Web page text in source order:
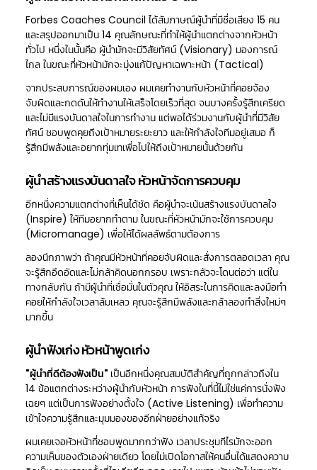
Forbes Coaches Council ได้สัมภาษณ์ผู้นำที่มีชื่อเสียง 15 คน
และสรุปออกมาเป็น 14 คุณลักษณะที่ทำให้ผู้นำแตกต่างจากหัวหน้า
ทั่วไป หนึ่งในนั้นคือ ผู้นำมักจะมีวิสัยทัศน์ (Visionary) มองการณ์
ไกล ในขณะที่หัวหน้ามักจะมุ่งแก้ปัญหาเฉพาะหน้า (Tactical)
จากประสบการณ์ของผมเอง ผมเคยทำงานกับหัวหน้าที่คอยจ้อง
จับผิดและกดดันให้ทำงานให้เสร็จโดยเร็วที่สุด จนบางครั้งรู้สึกเครียด
และไม่มีแรงบันดาลใจในการทำงาน แต่พอได้ร่วมงานกับผู้นำที่มีวิสัย
ทัศน์ ชอบพูดคุยถึงเป้าหมายระยะยาว และให้กำลังใจทีมอยู่เสมอ ก็
รู้สึกมีพลังและอยากทุ่มเทเพื่อไปให้ถึงเป้าหมายนั้นด้วยกัน
ผู้นำสร้างแรงบันดาลใจ หัวหน้าจัดการควบคุม
อีกหนึ่งความแตกต่างที่เห็นได้ชัด คือผู้นำจะเน้นสร้างแรงบันดาลใจ
(Inspire) ให้ทีมอยากทำตาม ในขณะที่หัวหน้ามักจะใช้การควบคุม
(Micromanage) เพื่อให้ได้ผลลัพธ์ตามต้องการ
ลองนึกภาพว่า ถ้าคุณมีหัวหน้าที่คอยจับผิดและสั่งการตลอดเวลา คุณ
จะรู้สึกอึดอัดและไม่กล้าคิดนอกกรอบ เพราะกลัวจะโดนต่อว่า แต่ใน
ทางกลับกัน ถ้ามีผู้นำที่เชื่อมั่นในตัวคุณ ให้อิสระในการคิดและลงมือทำ
คอยให้กำลังใจเวลาล้มเหลว คุณจะรู้สึกมีพลังและกล้าลองทำสิ่งใหม่ๆ
มากขึ้น
ผู้นำฟังเก่ง หัวหน้าพูดเก่ง
"ผู้นำที่ดีต้องฟังเป็น" เป็นอีกหนึ่งคุณสมบัติสำคัญที่ถูกกล่าวถึงใน
14 ข้อแตกต่างระหว่างผู้นำกับหัวหน้า การฟังในที่นี้ไม่ใช่แค่การนั่งฟัง
เฉยๆ แต่เป็นการฟังอย่างตั้งใจ (Active Listening) เพื่อทำความ
เข้าใจความรู้สึกและมุมมองของอีกฝ่ายอย่างแท้จริง
ผมเคยเจอหัวหน้าที่ชอบพูดมากกว่าฟัง เวลาประชุมทีไรมักจะออก
ความเห็นของตัวเองฝ่ายเดียว โดยไม่เปิดโอกาสให้คนอื่นได้แสดงความ